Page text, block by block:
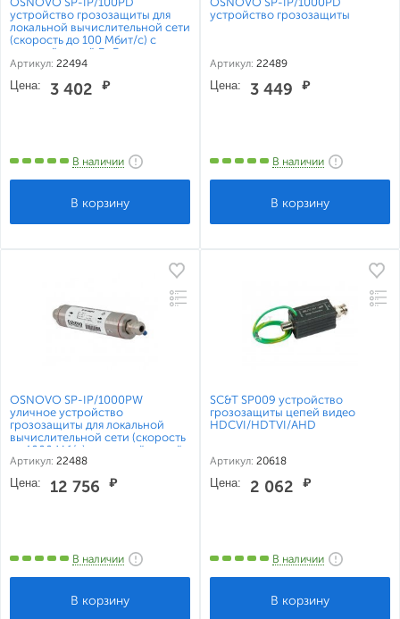
устройство грозозащиты для
локальной вычислительной сети
(скорость до 100 Мбит/с) с
защитой линий PoE
Артикул: 22494
Цена: 3 402 ₽
В наличии
устройство грозозащиты
Артикул: 22489
Цена: 3 449 ₽
В наличии
OSNOVO SP-IP/1000PW
уличное устройство
грозозащиты для локальной
вычислительной сети (скорость
до 1000 Мб/с) с защитой линий
PoE
Артикул: 22488
Цена: 12 756 ₽
В наличии
SC&T SP009 устройство
грозозащиты цепей видео
HDCVI/HDTVI/AHD
Артикул: 20618
Цена: 2 062 ₽
В наличии